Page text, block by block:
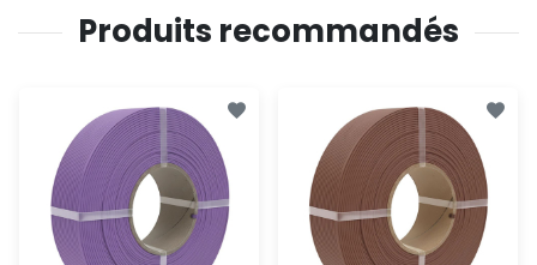
Produits recommandés